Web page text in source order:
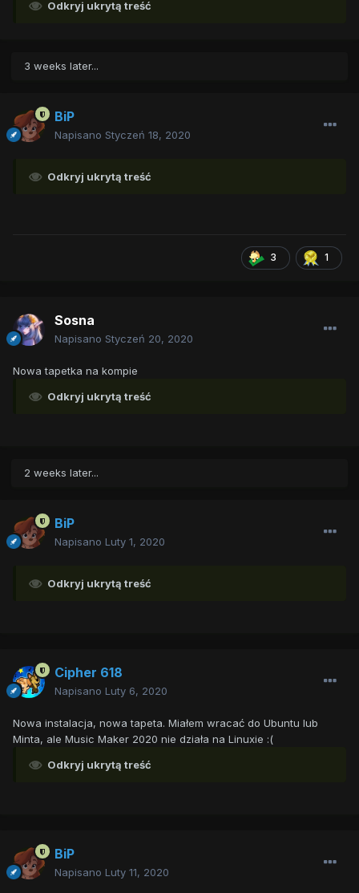
Odkryj ukrytą treść
3 weeks later...
BiP
Napisano Styczeń 18, 2020
Odkryj ukrytą treść
3 1
Sosna
Napisano Styczeń 20, 2020
Nowa tapetka na kompie
Odkryj ukrytą treść
2 weeks later...
BiP
Napisano Luty 1, 2020
Odkryj ukrytą treść
Cipher 618
Napisano Luty 6, 2020
Nowa instalacja, nowa tapeta. Miałem wracać do Ubuntu lub
Minta, ale Music Maker 2020 nie działa na Linuxie :(
Odkryj ukrytą treść
BiP
Napisano Luty 11, 2020